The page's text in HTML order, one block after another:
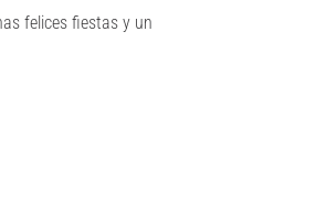
felices fiestas y un